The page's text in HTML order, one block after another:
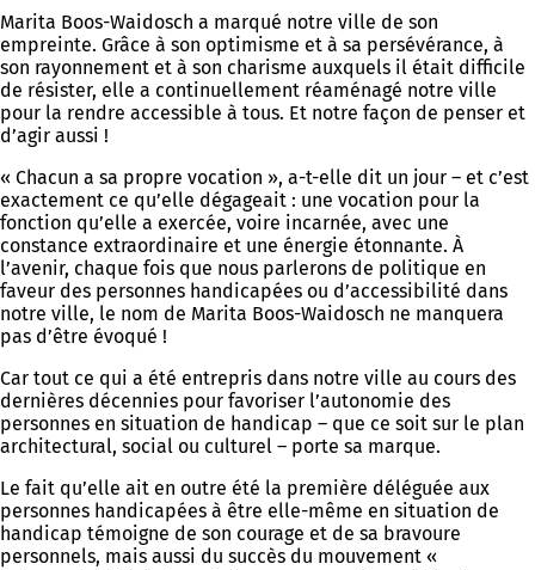
Marita Boos-Waidosch a marqué notre ville de son
empreinte. Grâce à son optimisme et à sa persévérance, à
son rayonnement et à son charisme auxquels il était difficile
de résister, elle a continuellement réaménagé notre ville
pour la rendre accessible à tous. Et notre façon de penser et
d’agir aussi !
« Chacun a sa propre vocation », a-t-elle dit un jour – et c’est
exactement ce qu’elle dégageait : une vocation pour la
fonction qu’elle a exercée, voire incarnée, avec une
constance extraordinaire et une énergie étonnante. À
l’avenir, chaque fois que nous parlerons de politique en
faveur des personnes handicapées ou d’accessibilité dans
notre ville, le nom de Marita Boos-Waidosch ne manquera
pas d’être évoqué !
Car tout ce qui a été entrepris dans notre ville au cours des
dernières décennies pour favoriser l’autonomie des
personnes en situation de handicap – que ce soit sur le plan
architectural, social ou culturel – porte sa marque.
Le fait qu’elle ait en outre été la première déléguée aux
personnes handicapées à être elle-même en situation de
handicap témoigne de son courage et de sa bravoure
personnels, mais aussi du succès du mouvement «